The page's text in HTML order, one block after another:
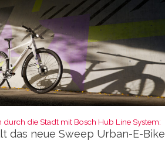
durch die Stadt mit Bosch Hub Line System:
das neue Sweep Urban-E-Bike